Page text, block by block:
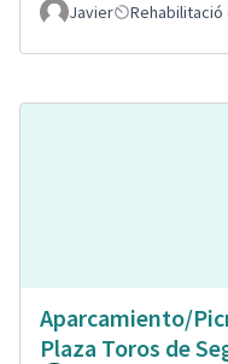
Javier
Aparcamiento/
Plaza Toros de